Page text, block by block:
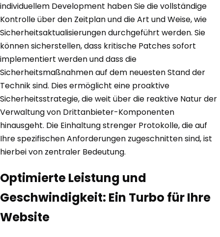
individuellem Development haben Sie die vollständige
Kontrolle über den Zeitplan und die Art und Weise, wie
Sicherheitsaktualisierungen durchgeführt werden. Sie
können sicherstellen, dass kritische Patches sofort
implementiert werden und dass die
Sicherheitsmaßnahmen auf dem neuesten Stand der
Technik sind. Dies ermöglicht eine proaktive
Sicherheitsstrategie, die weit über die reaktive Natur der
Verwaltung von Drittanbieter-Komponenten
hinausgeht. Die Einhaltung strenger Protokolle, die auf
Ihre spezifischen Anforderungen zugeschnitten sind, ist
hierbei von zentraler Bedeutung.
Optimierte Leistung und
Geschwindigkeit: Ein Turbo für Ihre
Website